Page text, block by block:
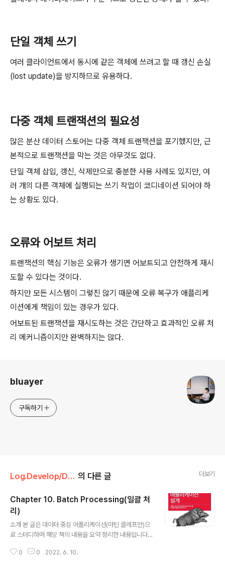
단일 객체 쓰기
여러 클라이언트에서 동시에 같은 객체에 쓰려고 할 때 갱신 손실
(lost update)을 방지하므로 유용하다.
다중 객체 트랜잭션의 필요성
많은 분산 데이터 스토어는 다중 객체 트랜잭션을 포기했지만, 근
본적으로 트랜잭션을 막는 것은 아무것도 없다.
단일 객체 삽입, 갱신, 삭제만으로 충분한 사용 사례도 있지만, 여
러 개의 다른 객체에 실행되는 쓰기 작업이 코디네이션 되어야 하
는 상황도 있다.
오류와 어보트 처리
트랜잭션의 핵심 기능은 오류가 생기면 어보트되고 안전하게 재시
도할 수 있다는 것이다.
하지만 모든 시스템이 그렇진 않기 때문에 오류 복구가 애플리케
이션에게 책임이 있는 경우가 있다.
어보트된 트랜잭션을 재시도하는 것은 간단하고 효과적인 오류 처
리 메커니즘이지만 완벽하지는 않다.
bluayer
구독하기
Log.Develop/DDIA 의 다른 글 더보기
Chapter 10. Batch Processing(일괄 처
리)
소개 본 글은 데이터 중심 어플리케이션(마틴 클레프만)으
로 스터디하며 해당 책의 내용을 요약 정리한 내용입니다.
b - ddia-study/ddia-study: 데이터 중심 어플리케이
0 0 2022. 6. 10.